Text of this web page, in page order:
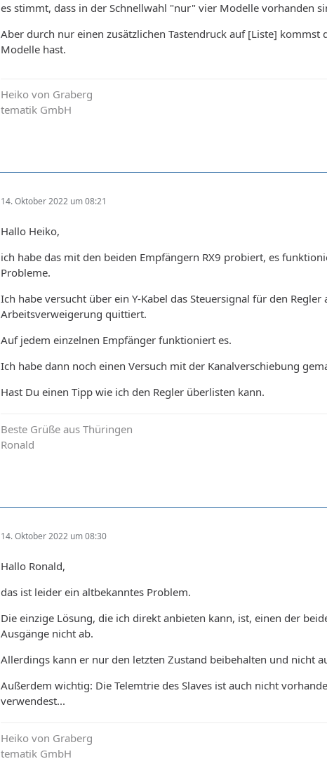
es stimmt, dass in der Schnellwahl "nur" vier Modelle vorhanden
Aber durch nur einen zusätzlichen Tastendruck auf [Liste]
Modelle hast.
Heiko von Graberg
tematik GmbH
14. Oktober 2022 um 08:21
Hallo Heiko,
ich habe das mit den beiden Empfängern RX9 probiert, es
Probleme.
Ich habe versucht über ein Y-Kabel das Steuersignal für den
Arbeitsverweigerung quittiert.
Auf jedem einzelnen Empfänger funktioniert es.
Ich habe dann noch einen Versuch mit der Kanalverschiebung
Hast Du einen Tipp wie ich den Regler überlisten kann.
Beste Grüße aus Thüringen
Ronald
14. Oktober 2022 um 08:30
Hallo Ronald,
das ist leider ein altbekanntes Problem.
Die einzige Lösung, die ich direkt anbieten kann, ist, einen der
Ausgänge nicht ab.
Allerdings kann er nur den letzten Zustand beibehalten und nicht
Außerdem wichtig: Die Telemtrie des Slaves ist auch nicht
verwendest...
Heiko von Graberg
tematik GmbH